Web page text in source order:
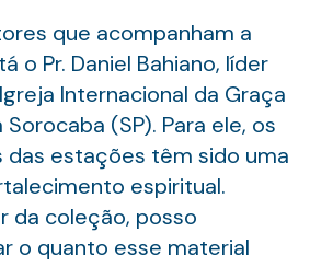
que acompanham a
o Pr. Daniel Bahiano, líder
Internacional da Graça
(SP). Para ele, os
das estações têm sido uma
espiritual.
da coleção, posso
o quanto esse material